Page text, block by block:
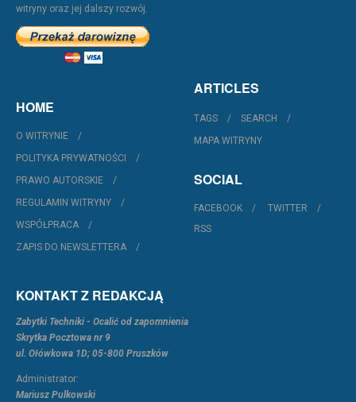
witryny oraz jej dalszy rozwój.
HOME
O WITRYNIE
POLITYKA PRYWATNOŚCI
PRAWO AUTORSKIE
REGULAMIN WITRYNY
WSPÓŁPRACA
ZAPIS DO NEWSLETTERA
ARTICLES
TAGS
SEARCH
MAPA WITRYNY
SOCIAL
FACEBOOK
TWITTER
RSS
KONTAKT Z REDAKCJĄ
Zabytki Techniki - Ocalić od zapomnienia
Skrytka Pocztowa nr 9
ul. Ołówkowa 1D; 05-800 Pruszków
Administrator:
Mariusz Pulkowski